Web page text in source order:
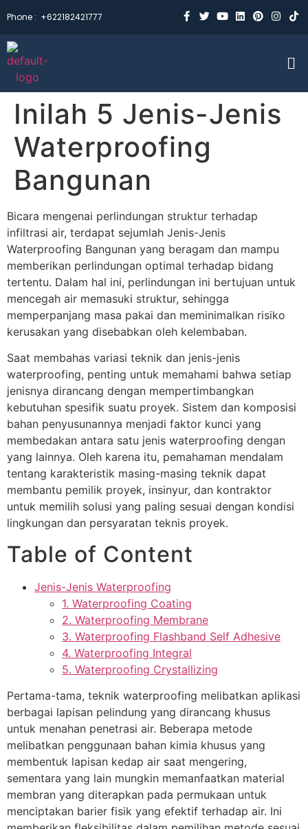
Phone : +622182421777
Inilah 5 Jenis-Jenis
Waterproofing
Bangunan
Bicara mengenai perlindungan struktur terhadap
infiltrasi air, terdapat sejumlah Jenis-Jenis
Waterproofing Bangunan yang beragam dan mampu
memberikan perlindungan optimal terhadap bidang
tertentu. Dalam hal ini, perlindungan ini bertujuan untuk
mencegah air memasuki struktur, sehingga
memperpanjang masa pakai dan meminimalkan risiko
kerusakan yang disebabkan oleh kelembaban.
Saat membahas variasi teknik dan jenis-jenis
waterproofing, penting untuk memahami bahwa setiap
jenisnya dirancang dengan mempertimbangkan
kebutuhan spesifik suatu proyek. Sistem dan komposisi
bahan penyusunannya menjadi faktor kunci yang
membedakan antara satu jenis waterproofing dengan
yang lainnya. Oleh karena itu, pemahaman mendalam
tentang karakteristik masing-masing teknik dapat
membantu pemilik proyek, insinyur, dan kontraktor
untuk memilih solusi yang paling sesuai dengan kondisi
lingkungan dan persyaratan teknis proyek.
Table of Content
Jenis-Jenis Waterproofing
1. Waterproofing Coating
2. Waterproofing Membrane
3. Waterproofing Flashband Self Adhesive
4. Waterproofing Integral
5. Waterproofing Crystallizing
Pertama-tama, teknik waterproofing melibatkan aplikasi
berbagai lapisan pelindung yang dirancang khusus
untuk menahan penetrasi air. Beberapa metode
melibatkan penggunaan bahan kimia khusus yang
membentuk lapisan kedap air saat mengering,
sementara yang lain mungkin memanfaatkan material
membran yang diterapkan pada permukaan untuk
menciptakan barier fisik yang efektif terhadap air. Ini